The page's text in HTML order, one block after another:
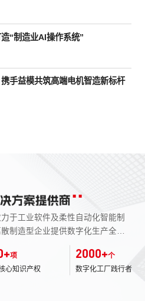
“制造业AI操作系统”
手益模共筑高端电机智造新标杆
于工业软件及柔性自动化智能制
制造型企业提供数字化生产全场
板块：数字化生产管理
）、智能仓储物流（AS/RS）
决方案及服务已广泛应用于汽
+项
心知识产权
2000+个
数字化工厂践行者